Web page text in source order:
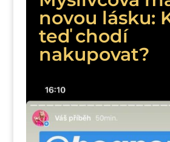
novou lásku:
teď chodí
nakupovat?